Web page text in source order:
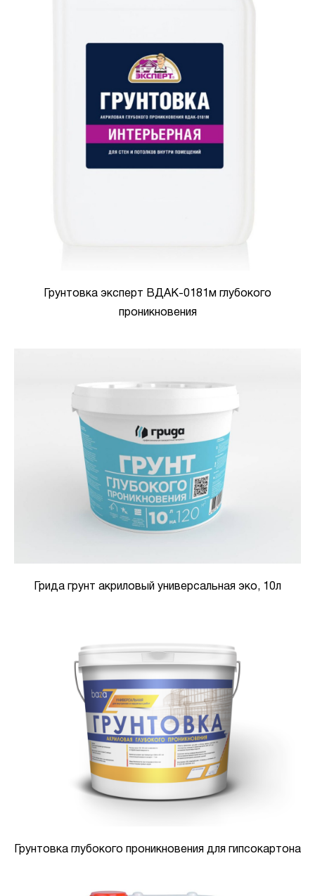
Грунтовка эксперт ВДАК-0181м глубокого
проникновения
Грида грунт акриловый универсальная эко, 10л
Грунтовка глубокого проникновения для гипсокартона